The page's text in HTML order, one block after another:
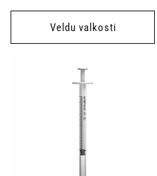
Veldu valkosti